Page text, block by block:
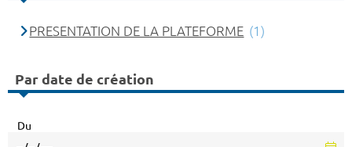
PRESENTATION DE LA PLATEFORME (1)
Par date de création
Du